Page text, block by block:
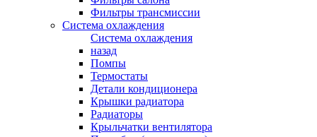
Фильтры трансмиссии
Система охлаждения
Система охлаждения
назад
Помпы
Термостаты
Детали кондиционера
Крышки радиатора
Радиаторы
Крыльчатки вентилятора